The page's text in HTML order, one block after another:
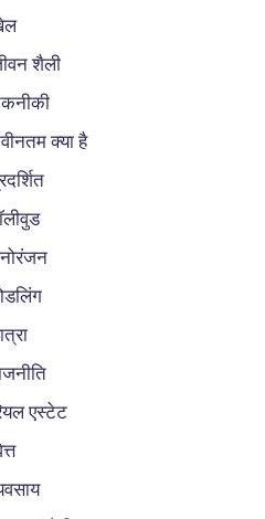
शैली
क्या है
एस्टेट